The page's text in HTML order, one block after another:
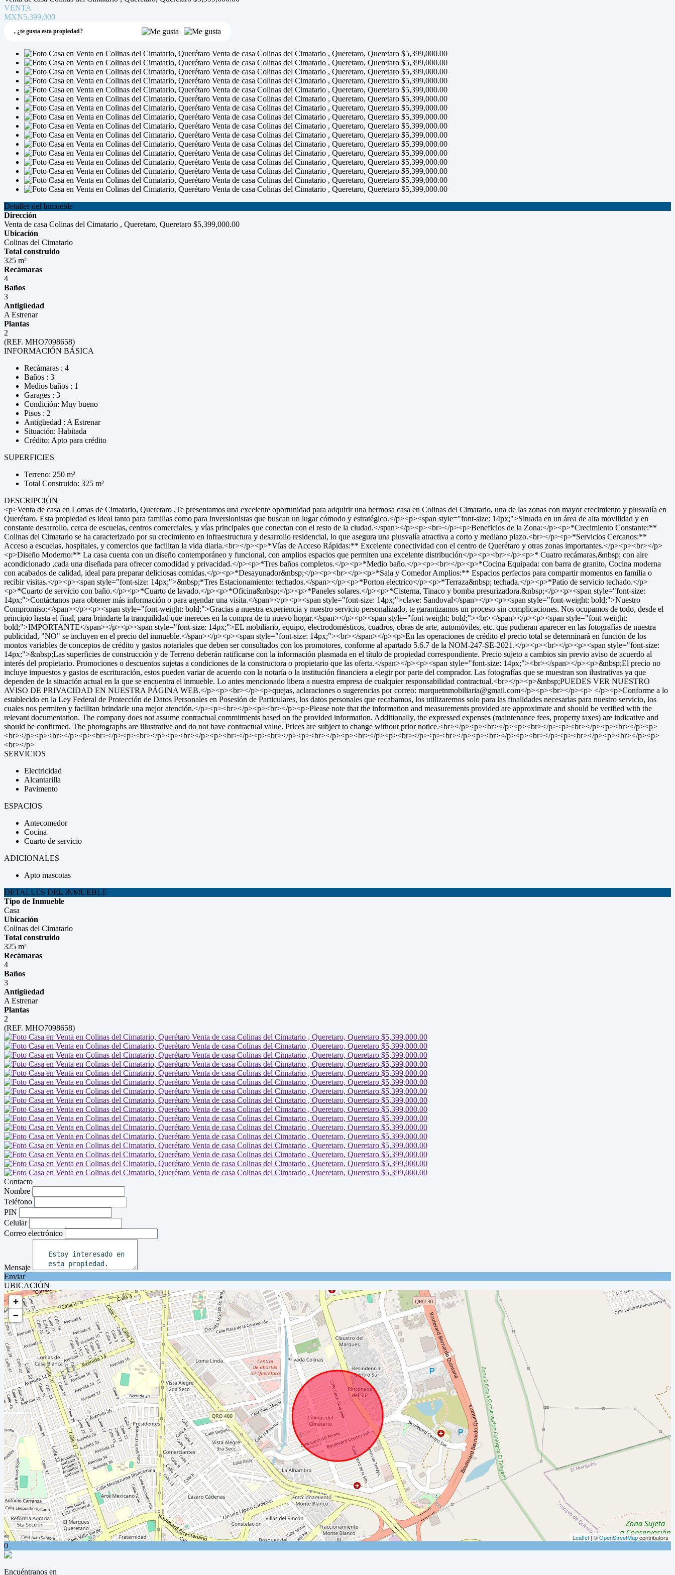
VENTA
MXN5,399,000
, ¿te gusta esta propiedad?
Detalles del Inmueble
Dirección
Venta de casa Colinas del Cimatario , Queretaro, Queretaro $5,399,000.00
Ubicación
Colinas del Cimatario
Total construido
325 m²
Recámaras
4
Baños
3
Antigüedad
A Estrenar
Plantas
2
(REF. MHO7098658)
INFORMACIÓN BÁSICA
Recámaras : 4
Baños : 3
Medios baños : 1
Garages : 3
Condición: Muy bueno
Pisos : 2
Antigüedad : A Estrenar
Situación: Habitada
Crédito: Apto para crédito
SUPERFICIES
Terreno: 250 m²
Total Construido: 325 m²
DESCRIPCIÓN
<p>Venta de casa en Lomas de Cimatario, Queretaro ,Te presentamos una excelente oportunidad para adquirir una hermosa casa en Colinas del Cimatario, una de las zonas con mayor crecimiento y plusvalía en
Querétaro. Esta propiedad es ideal tanto para familias como para inversionistas que buscan un lugar cómodo y estratégico.</p><p><span style="font-size: 14px;">Situada en un área de alta movilidad y en
constante desarrollo, cerca de escuelas, centros comerciales, y vías principales que conectan con el resto de la ciudad.</span></p><p><br></p><p>Beneficios de la Zona:</p><p>*Crecimiento Constante:**
Colinas del Cimatario se ha caracterizado por su crecimiento en infraestructura y desarrollo residencial, lo que asegura una plusvalía atractiva a corto y mediano plazo.<br></p><p>*Servicios Cercanos:**
Acceso a escuelas, hospitales, y comercios que facilitan la vida diaria.<br></p><p>*Vías de Acceso Rápidas:** Excelente conectividad con el centro de Querétaro y otras zonas importantes.</p><p><br></p>
<p>Diseño Moderno:** La casa cuenta con un diseño contemporáneo y funcional, con amplios espacios que permiten una excelente distribución</p><p><br></p><p>* Cuatro recámaras,&nbsp; con aire
acondicionado ,cada una diseñada para ofrecer comodidad y privacidad.</p><p>*Tres baños completos.</p><p>*Medio baño.</p><p><br></p><p>*Cocina Equipada: con barra de granito, Cocina moderna
con acabados de calidad, ideal para preparar deliciosas comidas.</p><p>*Desayunador&nbsp;</p><p><br></p><p>*Sala y Comedor Amplios:** Espacios perfectos para compartir momentos en familia o
recibir visitas.</p><p><span style="font-size: 14px;">&nbsp;*Tres Estacionamiento: techados.</span></p><p>*Porton electrico</p><p>*Terraza&nbsp; techada.</p><p>*Patio de servicio techado.</p>
<p>*Cuarto de servicio con baño.</p><p>*Cuarto de lavado.</p><p>*Oficina&nbsp;</p><p>*Paneles solares.</p><p>*Cisterna, Tinaco y bomba presurizadora.&nbsp;</p><p><span style="font-size:
14px;">Contáctanos para obtener más información o para agendar una visita.</span></p><p><span style="font-size: 14px;">clave: Sandoval</span></p><p><span style="font-weight: bold;">Nuestro
Compromiso:</span></p><p><span style="font-weight: bold;">Gracias a nuestra experiencia y nuestro servicio personalizado, te garantizamos un proceso sin complicaciones. Nos ocupamos de todo, desde el
principio hasta el final, para brindarte la tranquilidad que mereces en la compra de tu nuevo hogar.</span></p><p><span style="font-weight: bold;"><br></span></p><p><span style="font-weight:
bold;">IMPORTANTE</span></p><p><span style="font-size: 14px;">EL mobiliario, equipo, electrodomésticos, cuadros, obras de arte, automóviles, etc. que pudieran aparecer en las fotografías de nuestra
publicidad, "NO" se incluyen en el precio del inmueble.</span></p><p><span style="font-size: 14px;"><br></span></p><p>En las operaciones de crédito el precio total se determinará en función de los
montos variables de conceptos de crédito y gastos notariales que deben ser consultados con los promotores, conforme al apartado 5.6.7 de la NOM-247-SE-2021.</p><p><br></p><p><span style="font-size:
14px;">&nbsp;Las superficies de construcción y de Terreno deberán ratificarse con la información plasmada en el título de propiedad correspondiente. Precio sujeto a cambios sin previo aviso de acuerdo al
interés del propietario. Promociones o descuentos sujetas a condiciones de la constructora o propietario que las oferta.</span></p><p><span style="font-size: 14px;"><br></span></p><p>&nbsp;El precio no
incluye impuestos y gastos de escrituración, estos pueden variar de acuerdo con la notaría o la institución financiera a elegir por parte del comprador. Las fotografías que se muestran son ilustrativas ya que
dependen de la situación actual en la que se encuentra el inmueble. Lo antes mencionado libera a nuestra empresa de cualquier responsabilidad contractual.<br></p><p>&nbsp;PUEDES VER NUESTRO
AVISO DE PRIVACIDAD EN NUESTRA PÁGINA WEB.</p><p><br></p><p>quejas, aclaraciones o sugerencias por correo: marquetnmobiliaria@gmail.com</p><p><br></p><p> </p><p>Conforme a lo
establecido en la Ley Federal de Protección de Datos Personales en Posesión de Particulares, los datos personales que recabamos, los utilizaremos solo para las finalidades necesarias para nuestro servicio, los
cuales nos permiten y facilitan brindarle una mejor atención.</p><p><br></p><p><br></p><p>Please note that the information and measurements provided are approximate and should be verified with the
relevant documentation. The company does not assume contractual commitments based on the provided information. Additionally, the expressed expenses (maintenance fees, property taxes) are indicative and
should be confirmed. The photographs are illustrative and do not have contractual value. Prices are subject to change without prior notice.<br></p><p><br></p><p><br></p><p><br></p><p><br></p><p>
<br></p><p><br></p><p><br></p><p><br></p><p><br></p><p><br></p><p><br></p><p><br></p><p><br></p><p><br></p><p><br></p><p><br></p><p><br></p><p><br></p><p><br></p><p>
<br></p>
SERVICIOS
Electricidad
Alcantarilla
Pavimento
ESPACIOS
Antecomedor
Cocina
Cuarto de servicio
ADICIONALES
Apto mascotas
DETALLES DEL INMUEBLE
Tipo de Inmueble
Casa
Ubicación
Colinas del Cimatario
Total construido
325 m²
Recámaras
4
Baños
3
Antigüedad
A Estrenar
Plantas
2
(REF. MHO7098658)
Contacto
Nombre
Teléfono
PIN
Celular
Correo electrónico
Mensaje
Enviar
UBICACIÓN
+
−
Leaflet | ©OpenStreetMapcontributors
0
Encuéntranos en